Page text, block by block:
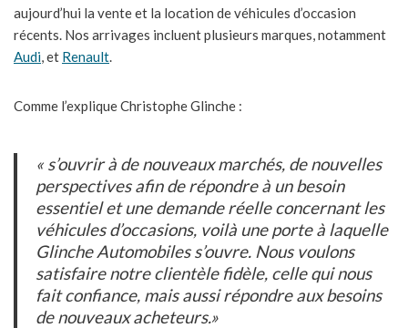
aujourd’hui la vente et la location de véhicules d’occasion
récents. Nos arrivages incluent plusieurs marques, notamment
Audi, et Renault.
Comme l’explique Christophe Glinche :
« s’ouvrir à de nouveaux marchés, de nouvelles
perspectives afin de répondre à un besoin
essentiel et une demande réelle concernant les
véhicules d’occasions, voilà une porte à laquelle
Glinche Automobiles s’ouvre. Nous voulons
satisfaire notre clientèle fidèle, celle qui nous
fait confiance, mais aussi répondre aux besoins
de nouveaux acheteurs.»